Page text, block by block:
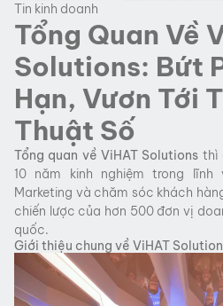
Tin kinh doanh
Tổng Quan Về
Solutions: Bứt
Hạn, Vươn Tới
Thuật Số
Tổng quan về ViHAT Solutions thì
10 năm kinh nghiệm trong
Marketing và chăm sóc khách
chiến lược của hơn 500 đơn vị
quốc.
Giới thiệu chung về ViHAT